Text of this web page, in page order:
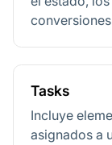
Tasks
Incluye
asignados a